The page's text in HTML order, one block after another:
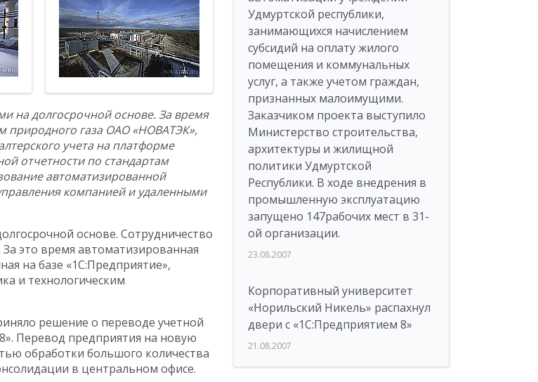
на долгосрочной основе. За время
природного газа ОАО «НОВАТЭК»,
учета на платформе
отчетности по стандартам
автоматизированной
компанией и удаленными
основе. Сотрудничество
это время автоматизированная
на базе «1С:Предприятие»,
и технологическим
решение о переводе учетной
Перевод предприятия на новую
обработки большого количества
в центральном офисе.
Удмуртской республики,
занимающихся начислением
субсидий на оплату жилого
помещения и коммунальных
услуг, а также учетом граждан,
признанных малоимущими.
Заказчиком проекта выступило
Министерство строительства,
архитектуры и жилищной
политики Удмуртской
Республики. В ходе внедрения в
промышленную эксплуатацию
запущено 147рабочих мест в 31-
ой организации.
23.08.2007
Корпоративный университет
«Норильский Никель» распахнул
двери с «1С:Предприятием 8»
21.08.2007